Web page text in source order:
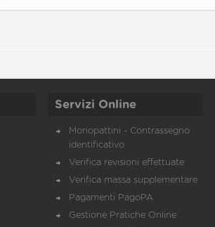
Servizi Online
Monopattini - Contrassegno
identificativo
Verifica revisioni effettuate
Verifica massa supplementare
Pagamenti PagoPA
Gestione Pratiche Online